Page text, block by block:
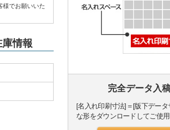
様でお願いいた
庫情報
完全データ入
[名入れ印刷寸法]＝[版下デー
な形をダウンロードしてご使用